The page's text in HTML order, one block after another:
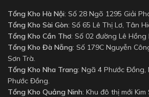
Tổng Kho Hà Nội: Số 28 Ngõ 1295 Giải
Tổng Kho Sài Gòn: Số 65 Lê Thị Lơ, Tân
Tổng Kho Cần Thơ: Số 02 đường Lê Hồng
Tổng Kho Đà Nẵng: Số 179C Nguyễn
Sơn Trà.
Tổng Kho Nha Trang: Ngã 4 Phước Đồng,
Phước Đồng.
Tổng Kho Quảng Ninh: Khu đô thị mới Kim